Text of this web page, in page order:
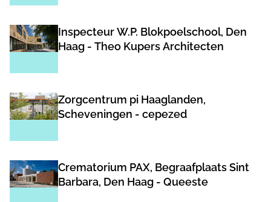
Inspecteur W.P. Blokpoelschool, Den
Haag - Theo Kupers Architecten
Zorgcentrum pi Haaglanden,
Scheveningen - cepezed
Crematorium PAX, Begraafplaats Sint
Barbara, Den Haag - Queeste